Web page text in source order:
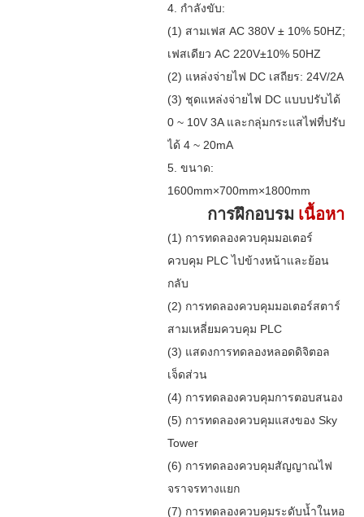
4. กำลังขับ:
(1) สามเฟส AC 380V ± 10% 50HZ;
เฟสเดียว AC 220V±10% 50HZ
(2) แหล่งจ่ายไฟ DC เสถียร: 24V/2A
(3) ชุดแหล่งจ่ายไฟ DC แบบปรับได้
0 ~ 10V 3A และกลุ่มกระแสไฟที่ปรับ
ได้ 4 ~ 20mA
5. ขนาด:
1600mm×700mm×1800mm
การฝึกอบรม เนื้อหา
(1) การทดลองควบคุมมอเตอร์
ควบคุม PLC ไปข้างหน้าและย้อน
กลับ
(2) การทดลองควบคุมมอเตอร์สตาร์
สามเหลี่ยมควบคุม PLC
(3) แสดงการทดลองหลอดดิจิตอล
เจ็ดส่วน
(4) การทดลองควบคุมการตอบสนอง
(5) การทดลองควบคุมแสงของ Sky
Tower
(6) การทดลองควบคุมสัญญาณไฟ
จราจรทางแยก
(7) การทดลองควบคุมระดับน้ำในหอ